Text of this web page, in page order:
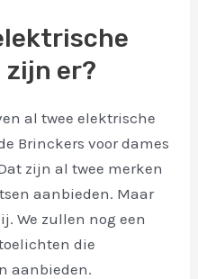
er?
al twee elektrische
Brinckers voor dames
zijn al twee merken
aanbieden. Maar
We zullen nog een
die
aanbieden.